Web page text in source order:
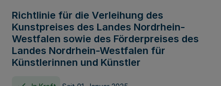
Richtlinie für die Verleihung des
Kunstpreises des Landes Nordrhein-
Westfalen sowie des Förderpreises des
Landes Nordrhein-Westfalen für
Künstlerinnen und Künstler